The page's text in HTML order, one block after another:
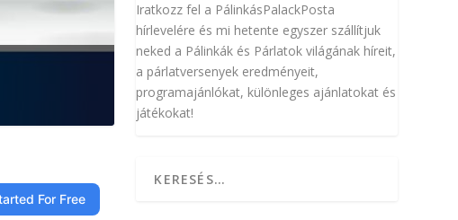
Iratkozz fel a PálinkásPalackPosta
hírlevelére és mi hetente egyszer szállítjuk
neked a Pálinkák és Párlatok világának híreit,
a párlatversenyek eredményeit,
programajánlókat, különleges ajánlatokat és
játékokat!